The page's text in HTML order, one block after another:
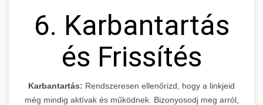
6. Karbantartás
és Frissítés
Karbantartás: Rendszeresen ellenőrizd, hogy a linkjeid
még mindig aktívak és működnek. Bizonyosodj meg arról,